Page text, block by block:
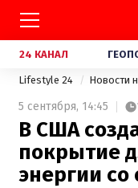
24 КАНАЛ
Lifestyle 24 Новости
5 сентября, 14:45
В США
покрытие
энергии со